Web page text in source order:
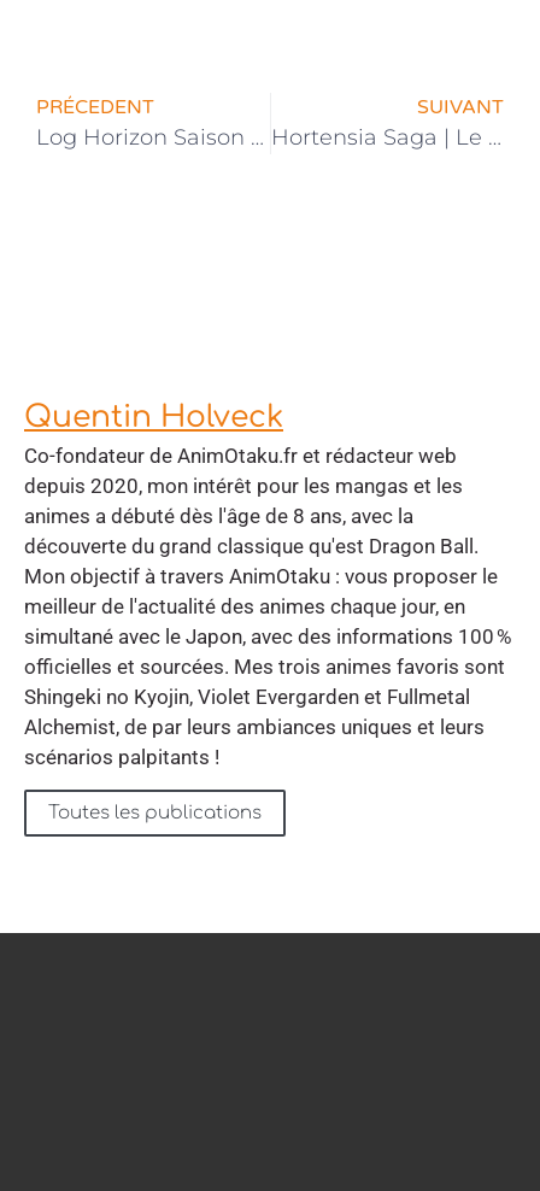
PRÉCEDENT
Log Horizon Saison 3 | La Diffusion Reportée
SUIVANT
Hortensia Saga | Le jeu vidéo adapté en anime
Quentin Holveck
Co-fondateur de AnimOtaku.fr et rédacteur web
depuis 2020, mon intérêt pour les mangas et les
animes a débuté dès l'âge de 8 ans, avec la
découverte du grand classique qu'est Dragon Ball.
Mon objectif à travers AnimOtaku : vous proposer le
meilleur de l'actualité des animes chaque jour, en
simultané avec le Japon, avec des informations 100 %
officielles et sourcées. Mes trois animes favoris sont
Shingeki no Kyojin, Violet Evergarden et Fullmetal
Alchemist, de par leurs ambiances uniques et leurs
scénarios palpitants !
Toutes les publications